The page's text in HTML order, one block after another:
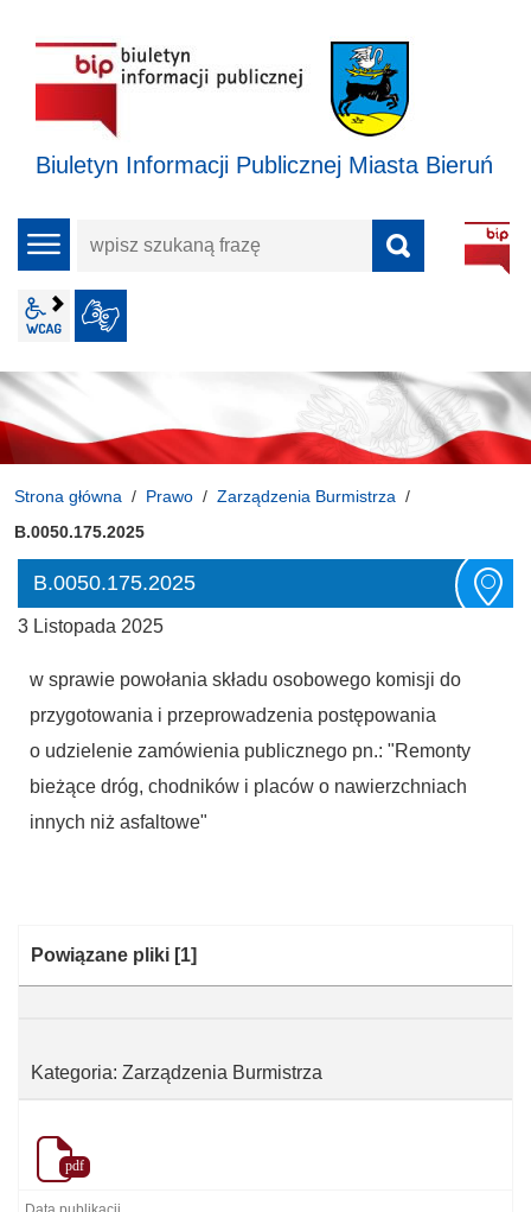
Biuletyn Informacji Publicznej Miasta Bieruń
menu
wpisz
frazę
wcag2.1
Strona główna Prawo
Zarządzenia Burmistrza
B.0050.175.2025
B.0050.175.2025
3 Listopada 2025
w sprawie powołania składu osobowego komisji do
przygotowania i przeprowadzenia postępowania
o udzielenie zamówienia publicznego pn.: "Remonty
bieżące dróg, chodników i placów o nawierzchniach
innych niż asfaltowe"
Kategoria:
Powiązane pliki [1]
Kategoria: Zarządzenia Burmistrza
pdf